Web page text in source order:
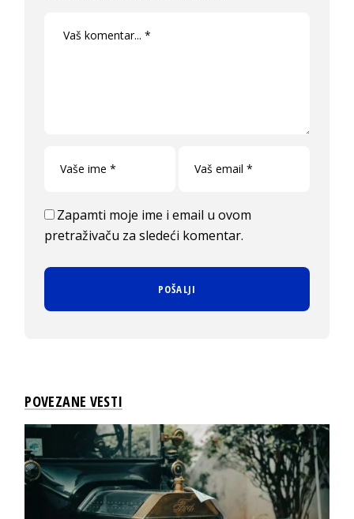
Zapamti moje ime i email u ovom
pretraživaču za sledeći komentar.
POVEZANE VESTI